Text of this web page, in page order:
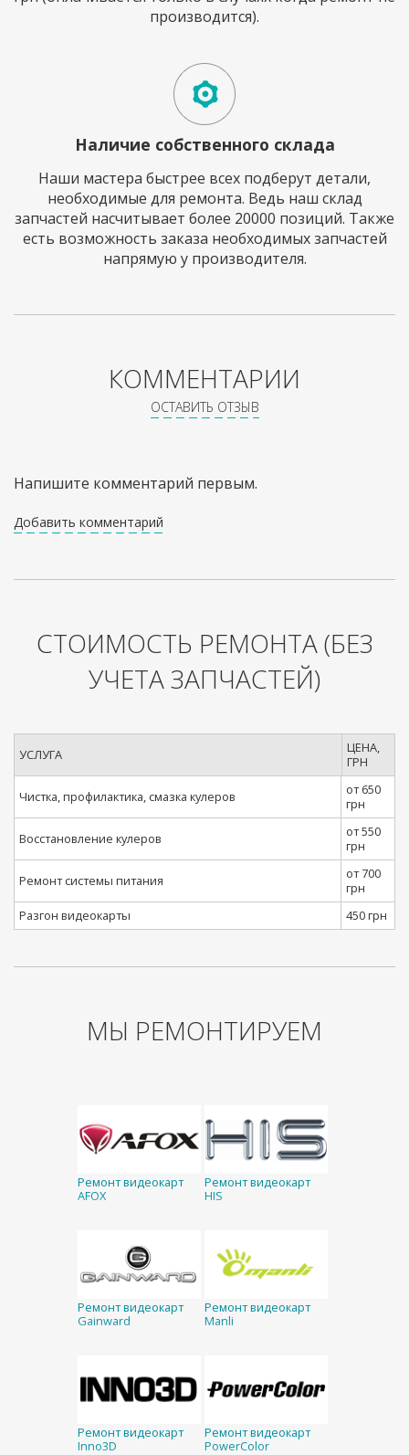
производится).
Наличие собственного склада
Наши мастера быстрее всех подберут детали,
необходимые для ремонта. Ведь наш склад
запчастей насчитывает более 20000 позиций. Также
есть возможность заказа необходимых запчастей
напрямую у производителя.
КОММЕНТАРИИ
ОСТАВИТЬ ОТЗЫВ
Напишите комментарий первым.
Добавить комментарий
СТОИМОСТЬ РЕМОНТА(БЕЗ
УЧЕТА ЗАПЧАСТЕЙ)
УСЛУГА
ЦЕНА,
ГРН
Чистка, профилактика, смазка кулеров
от 650
грн
Восстановление кулеров
от 550
грн
Ремонт системы питания
от 700
грн
Разгон видеокарты
450 грн
МЫ РЕМОНТИРУЕМ
Ремонт видеокарт
AFOX
Ремонт видеокарт
HIS
Ремонт видеокарт
Gainward
Ремонт видеокарт
Manli
Ремонт видеокарт
Inno3D
Ремонт видеокарт
PowerColor